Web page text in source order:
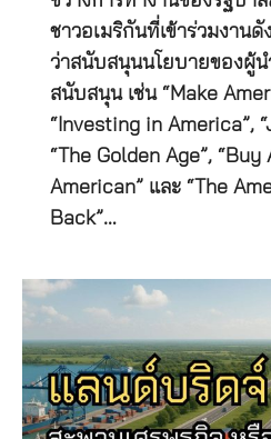
ชาวอเมริกันที่เข้าร่วมงาน
ว่าสนับสนุนนโยบายของผู้
สนับสนุน เช่น “Make
“Investing in America”,
“The Golden Age”,
American” และ “The
Back”…